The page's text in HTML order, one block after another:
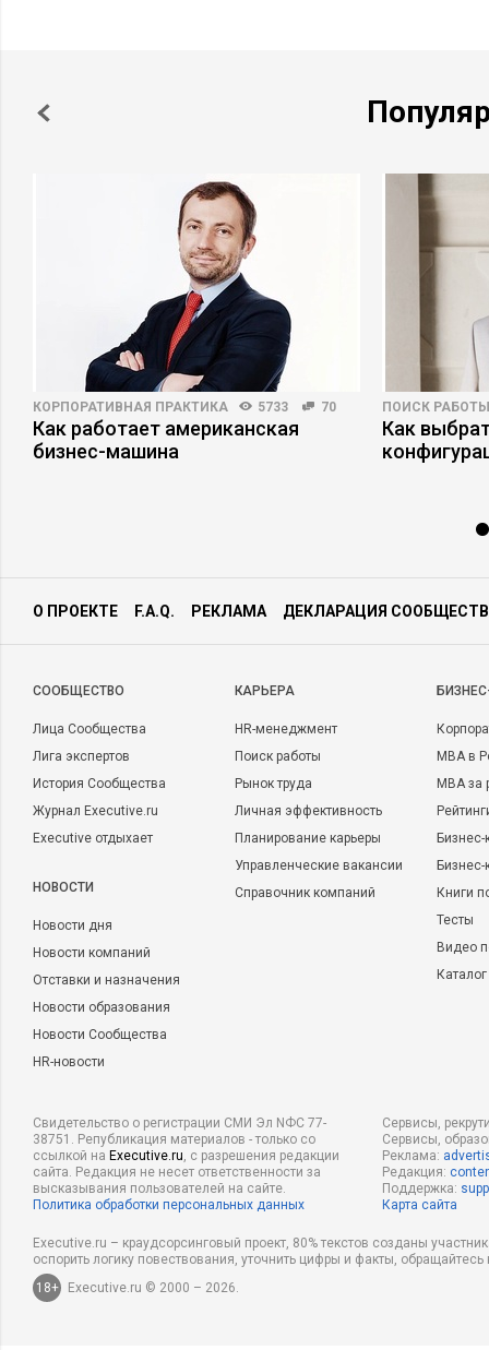
КОРПОРАТИВНАЯ ПРАКТИКА 5733 70
Как работает американская
бизнес-машина
ПОИСК РАБОТЫ
Как
О ПРОЕКТЕ F.A.Q. РЕКЛАМА ДЕКЛАРАЦИЯ
CООБЩЕСТВО
Лица Сообщества
Лига экспертов
История Сообщества
Журнал Executive.ru
Executive отдыхает
НОВОСТИ
Новости дня
Новости компаний
Отставки и назначения
Новости образования
Новости Сообщества
HR-новости
КАРЬЕРА
HR-менеджмент
Поиск работы
Рынок труда
Личная эффективность
Планирование карьеры
Управленческие вакансии
Справочник компаний
MBA в
MBA
Бизнес-
Книги
Тесты
Видео
Свидетельство о регистрации СМИ Эл NФС 77-
38751. Републикация материалов - только со
ссылкой на Executive.ru, с разрешения редакции
сайта. Редакция не несет ответственности за
высказывания пользователей на сайте.
Политика обработки персональных данных
Сервисы,
Сервисы,
Реклама:
Редакция:
Поддержка:
Карта сайта
Executive.ru – краудсорсинговый проект, 80% текстов созданы
оспорить логику повествования, уточнить цифры и факты,
18+
Executive.ru © 2000 – 2026.